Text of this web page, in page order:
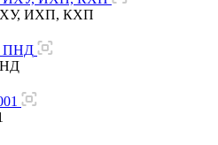
ИХУ, ИХП, КХП